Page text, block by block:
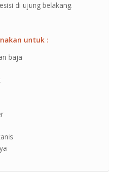
di ujung belakang.
untuk :
baja